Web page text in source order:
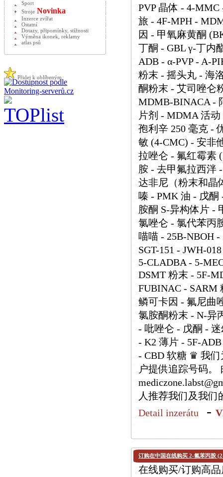
PVP 晶体 - 4-
旅 - 4F-MPH -
因 - 甲氧麻黄酮
丁酮 - GBL γ-丁内
ADB - α-PVP - A-
粉末 - 摇头丸 - 海
酮粉末 - 艾司唑仑
MDMB-BINACA -
片剂 - MDMA 活
孢利辛 250 毫克 -
敏 (4-CMC) - 安非
拉唑仑 - 氟红霉素
胺 - 去甲氟拉西泮
达非尼（粉末和晶
嗪 - PMK 油 - 戊酮
胺酮 S-异构体片 -
氯唑仑 - 氯代苯丙
喵喵 - 25B-NBOH
SGT-151 - JWH-
5-CLADBA - 5-
DSMT 粉末 - 5F-
FUBINAC - SARM
鳞可卡因 - 氟尼曲
氯胺酮粉末 - N-异
- 吡唑仑 - 戊酮 -
- K2 薄片 - 5F-
- CBD 软糖 ♛ 我们
户提供追踪号码。
人推荐我们及我们
Detail inzerátu
-
订购在中国在线购买 2-氟苯丙胺
在线购买/订购高品
Sport
Stroje Novinka
Inzerce zvířat
Ostatní
Dotazy, připomínky, stížnosti
Výměna ikonek, reklamy
atlas psů
Přidej k oblíbeným